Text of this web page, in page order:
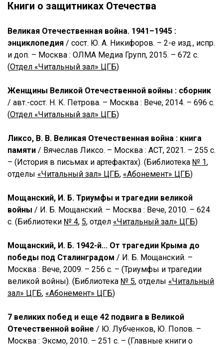
Книги о защитниках Отечества
Великая Отечественная война. 1941–1945 :
энциклопедия / сост. Ю. А. Никифоров. – 2-е изд., испр.
и доп. – Москва : ОЛМА Медиа Групп, 2015. – 672 с.
(Отдел «Читальный зал» ЦГБ)
Женщины Великой Отечественной войны : сборник
/ авт.-сост. Н. К. Петрова. – Москва : Вече, 2014. – 696 с.
(Отдел «Читальный зал» ЦГБ)
Ликсо, В. В. Великая Отечественная война : книга
памяти / Вячеслав Ликсо. – Москва : АСТ, 2021. – 255 с.
– (История в письмах и артефактах). (Библиотека № 1,
отделы «Читальный зал» ЦГБ, «Абонемент» ЦГБ)
Мощанский, И. Б. Триумфы и трагедии великой
войны / И. Б. Мощанский. – Москва : Вече, 2010. – 624
с. (Библиотеки № 4, 5, отдел «Читальный зал» ЦГБ)
Мощанский, И. Б. 1942-й... От трагедии Крыма до
победы под Сталинградом / И. Б. Мощанский. –
Москва : Вече, 2009. – 256 с. – (Триумфы и трагедии
великой войны). (Библиотека № 5, отделы «Читальный
зал» ЦГБ, «Абонемент» ЦГБ)
7 великих побед и еще 42 подвига в Великой
Отечественной войне / Ю. Лубченков, Ю. Попов. –
Москва : Эксмо, 2010. – 251 с. – (Главные книги о